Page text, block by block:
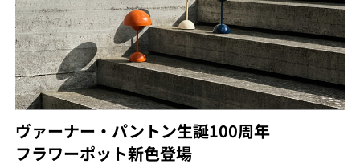
ヴァーナー・パントン生誕100周年
フラワーポット新色登場